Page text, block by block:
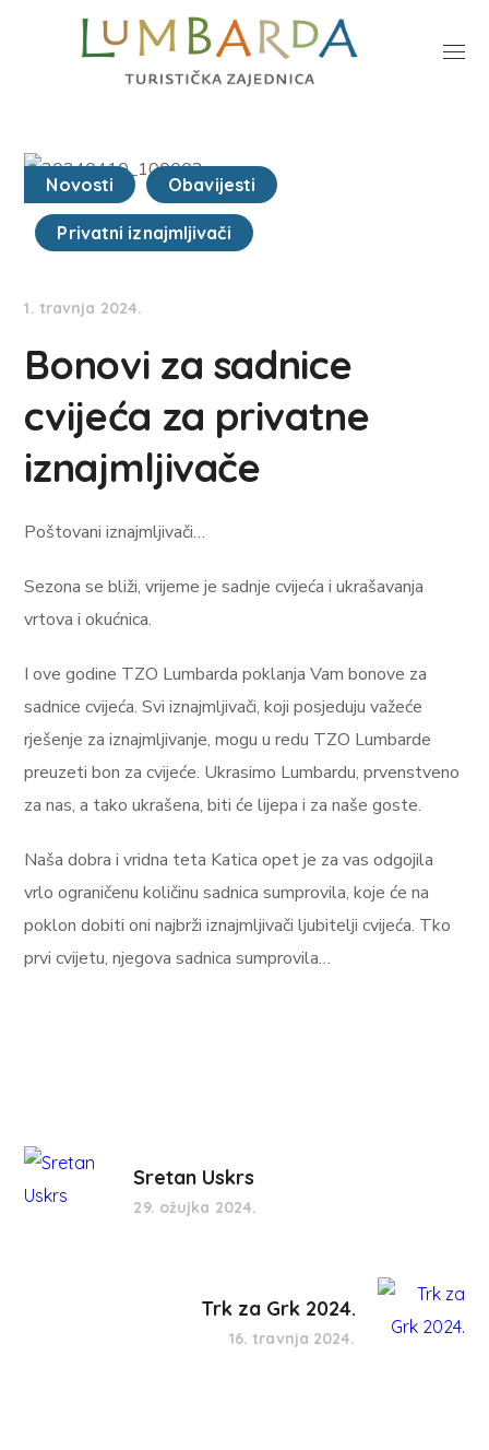
Novosti Obavijesti
Privatni iznajmljivači
1. travnja 2024.
Bonovi za sadnice
cvijeća za privatne
iznajmljivače
Poštovani iznajmljivači…
Sezona se bliži, vrijeme je sadnje cvijeća i ukrašavanja
vrtova i okućnica.
I ove godine TZO Lumbarda poklanja Vam bonove za
sadnice cvijeća. Svi iznajmljivači, koji posjeduju važeće
rješenje za iznajmljivanje, mogu u redu TZO Lumbarde
preuzeti bon za cvijeće. Ukrasimo Lumbardu, prvenstveno
za nas, a tako ukrašena, biti će lijepa i za naše goste.
Naša dobra i vridna teta Katica opet je za vas odgojila
vrlo ograničenu količinu sadnica sumprovila, koje će na
poklon dobiti oni najbrži iznajmljivači ljubitelji cvijeća. Tko
prvi cvijetu, njegova sadnica sumprovila…
Sretan Uskrs
29. ožujka 2024.
Trk za Grk 2024.
16. travnja 2024.